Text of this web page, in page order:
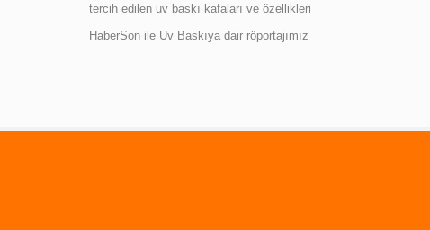
tercih edilen uv baskı kafaları ve özellikleri
HaberSon ile Uv Baskıya dair röportajımız